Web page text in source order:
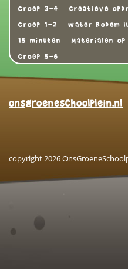
Groep 3-4
Creatieve
Groep 1-2
water bodem
15 minuten
Materialen
Groep 5-6
onsgroeneschoolplein.nl
copyright 2026